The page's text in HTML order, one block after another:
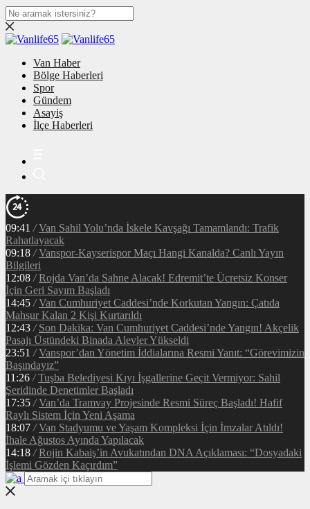
Van Haber
Bölge Haberleri
Spor
Gündem
Asayiş
İlçe Haberleri
09:41 / Van Sahil Yolu’nda İskele Kavşağı Tamamlandı: Trafik
Rahatlayacak
09:18 / Vanspor-Kayserispor Maçı Hangi Kanalda? Canlı Yayın
Bilgileri
12:08 / Rojda Van’da Sahne Alacak! Edremit’te Ücretsiz Konser
İçin Geri Sayım Başladı
14:45 / Van Cumhuriyet Caddesi’nde Korkutan Yangın: Çatıda
Mahsur Kalan 2 Kişi Kurtarıldı
12:43 / Son Dakika: Van Cumhuriyet Caddesi’nde Yangın! Akçelik
Pasajı Üstündeki Binada Alevler Yükseldi
23:51 / Vanspor’dan Yönetim İddialarına Resmi Yanıt: “Görevimizin
Başındayız”
11:26 / Tuşba Belediyesi Kıyı İşgallerine Geçit Vermiyor: Sahil
Şeridinde Denetimler Başladı
17:35 / Van’da Tramvay Projesinde Resmi Süreç Başladı! Hafif
Raylı Sistem İçin Yeni Aşama
18:07 / Van Stadyumu ve Yaşam Kompleksi İçin İmzalar Atıldı!
İhale Ağustos Ayında Yapılacak
14:18 / Rojin Kabaiş’in Avukatından DNA Açıklaması: “Dosyadaki
İşlemi Gözden Kaçırdım”